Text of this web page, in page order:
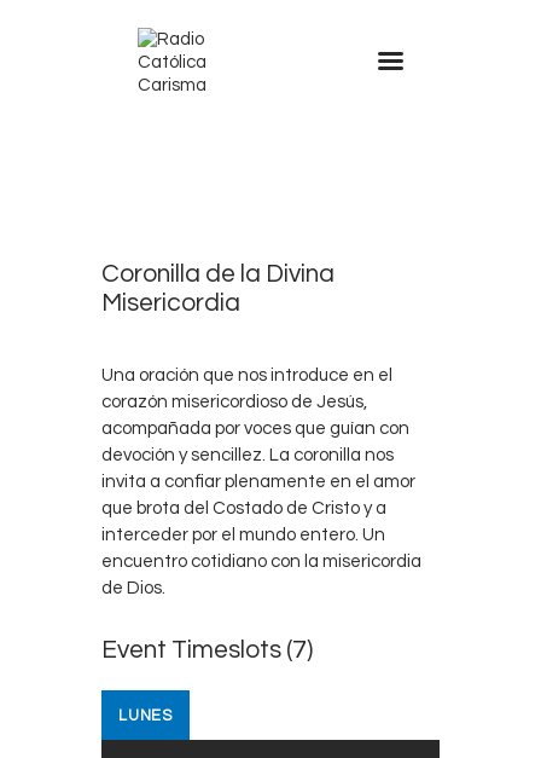
Coronilla de la Divina
Misericordia
Una oración que nos introduce en el
corazón misericordioso de Jesús,
acompañada por voces que guían con
devoción y sencillez. La coronilla nos
invita a confiar plenamente en el amor
que brota del Costado de Cristo y a
interceder por el mundo entero. Un
encuentro cotidiano con la misericordia
de Dios.
Event Timeslots (7)
LUNES